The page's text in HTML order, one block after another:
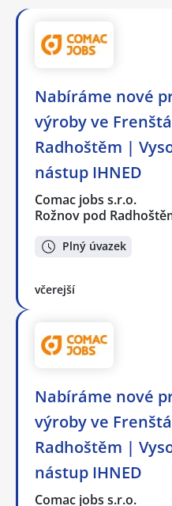
Nabíráme nové
výroby ve
Radhoštěm |
nástup IHNED
Comac jobs s.r.o.
Rožnov pod
Plný úvazek
včerejší
Nabíráme nové
výroby ve
Radhoštěm |
nástup IHNED
Comac jobs s.r.o.